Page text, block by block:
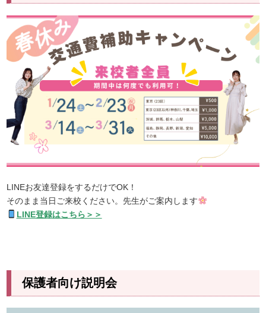
LINEお友達登録をするだけでOK！
そのまま当日ご来校ください。先生がご案内します
LINE登録はこちら＞＞
保護者向け説明会